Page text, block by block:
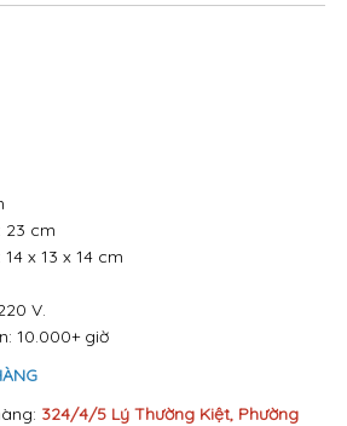
23 cm
x 13 x 14 cm
V.
10.000+ giờ
324/4/5 Lý Thường Kiệt, Phường